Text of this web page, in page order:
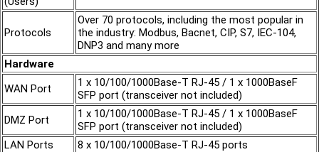
Protocols
Over 70 protocols, including the most popular in
the industry: Modbus, Bacnet, CIP, S7, IEC-104,
DNP3 and many more
Hardware
WAN Port
1 x 10/100/1000Base-T RJ-45 / 1 x 1000BaseF
SFP port (transceiver not included)
DMZ Port
1 x 10/100/1000Base-T RJ-45 / 1 x 1000BaseF
SFP port (transceiver not included)
LAN Ports
8 x 10/100/1000Base-T RJ-45 ports